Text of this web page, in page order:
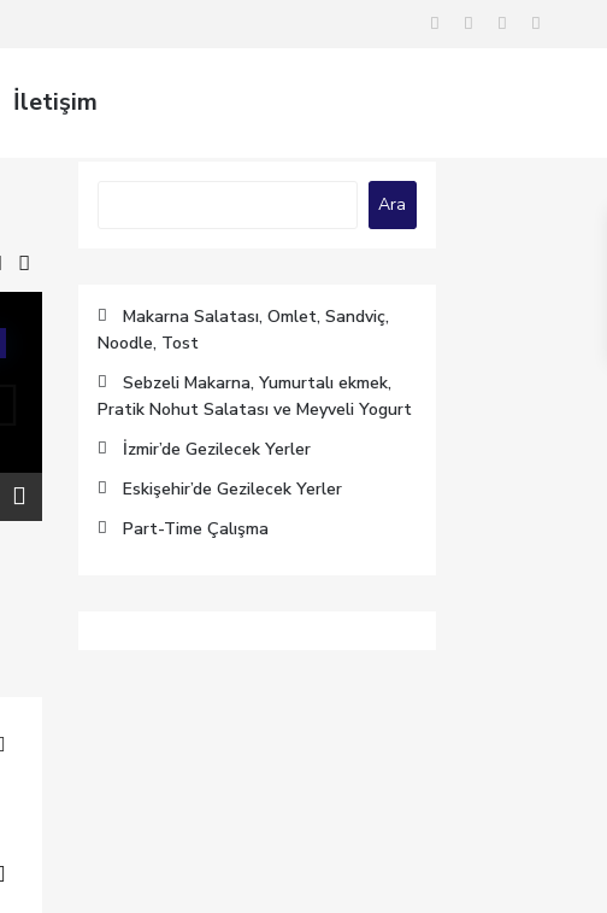
İletişim
Ara
Makarna Salatası, Omlet, Sandviç,
Noodle, Tost
Sebzeli Makarna, Yumurtalı ekmek,
Pratik Nohut Salatası ve Meyveli Yogurt
İzmir’de Gezilecek Yerler
Eskişehir’de Gezilecek Yerler
Part-Time Çalışma